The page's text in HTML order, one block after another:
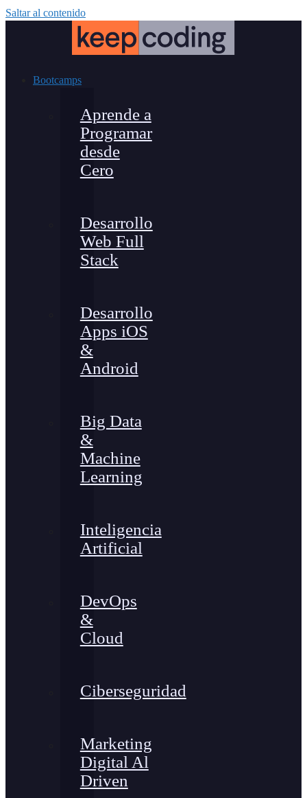
Saltar al contenido
Bootcamps
Aprende a
Programar
desde
Cero
Desarrollo
Web Full
Stack
Desarrollo
Apps iOS
&
Android
Big Data
&
Machine
Learning
Inteligencia
Artificial
DevOps
&
Cloud
Ciberseguridad
Marketing
Digital Al
Driven